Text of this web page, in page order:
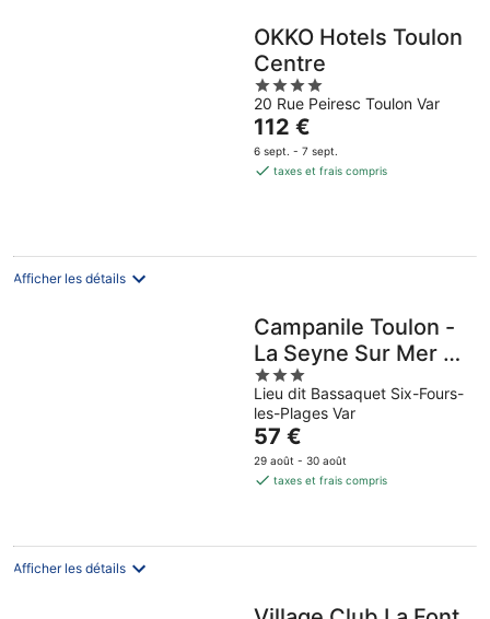
OKKO Hotels Toulon
Centre
4
out
of
5
20 Rue Peiresc Toulon Var
Le
prix
est
nuit
112 €
6 sept. - 7 sept.
taxes et frais compris
Afficher les détails
Campanile Toulon -
La Seyne Sur Mer -
Sanary
3
out
of
5
Lieu dit Bassaquet Six-Fours-
les-Plages Var
Le
prix
est
par
57 €
29 août - 30 août
taxes et frais compris
Afficher les détails